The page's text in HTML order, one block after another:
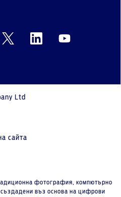
Ltd
сайта
фотография, компютърно
въз основа на цифрови